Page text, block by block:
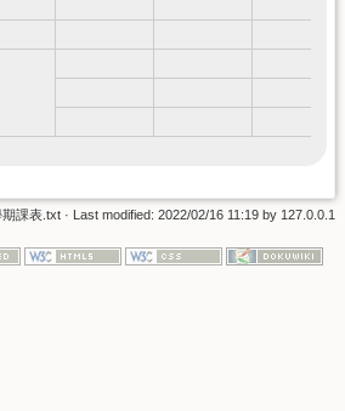
期課表.txt · Last modified: 2022/02/16 11:19 by 127.0.0.1